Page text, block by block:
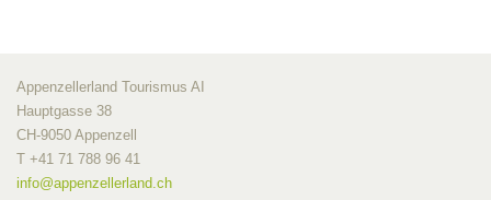
Appenzellerland Tourismus AI
Hauptgasse 38
CH-9050 Appenzell
T +41 71 788 96 41
info@appenzellerland.ch